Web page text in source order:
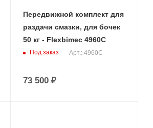
Передвижной комплект для
раздачи смазки, для бочек
50 кг - Flexbimec 4960C
Под заказ Арт.: 4960C
73 500 ₽